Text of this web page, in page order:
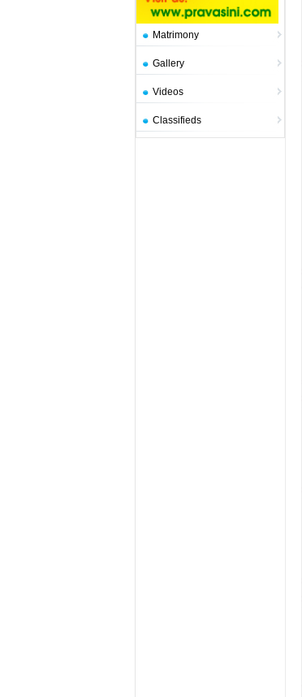
Matrimony
Gallery
Videos
Classifieds